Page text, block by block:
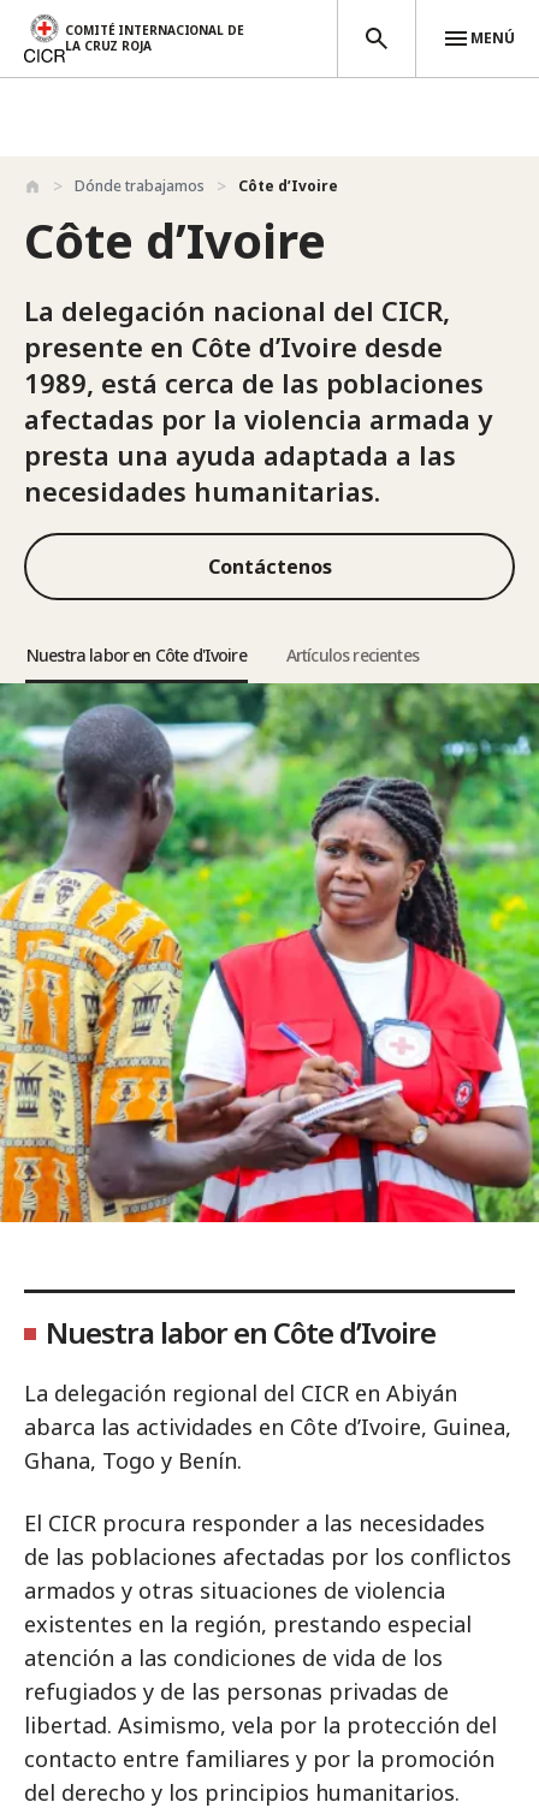
Pasar al contenido principal
COMITÉ INTERNACIONAL DE
LA CRUZ ROJA
MENÚ
Dónde trabajamos Côte d’Ivoire
Côte d’Ivoire
La delegación nacional del CICR,
presente en Côte d’Ivoire desde
1989, está cerca de las poblaciones
afectadas por la violencia armada y
presta una ayuda adaptada a las
necesidades humanitarias.
Contáctenos
Nuestra labor en Côte d'Ivoire Artículos recientes
Nuestra labor en Côte d’Ivoire
La delegación regional del CICR en Abiyán
abarca las actividades en Côte d’Ivoire, Guinea,
Ghana, Togo y Benín.
El CICR procura responder a las necesidades
de las poblaciones afectadas por los conflictos
armados y otras situaciones de violencia
existentes en la región, prestando especial
atención a las condiciones de vida de los
refugiados y de las personas privadas de
libertad. Asimismo, vela por la protección del
contacto entre familiares y por la promoción
del derecho y los principios humanitarios.